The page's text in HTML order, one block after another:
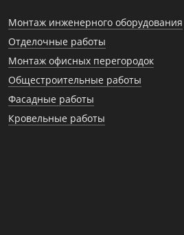
Монтаж инженерного оборудования
Отделочные работы
Монтаж офисных перегородок
Общестроительные работы
Фасадные работы
Кровельные работы